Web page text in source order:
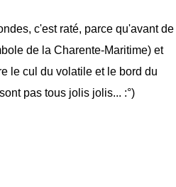
c'est raté, parce qu'avant de
de la Charente-Maritime) et
le cul du volatile et le bord du
pas tous jolis jolis... :°)